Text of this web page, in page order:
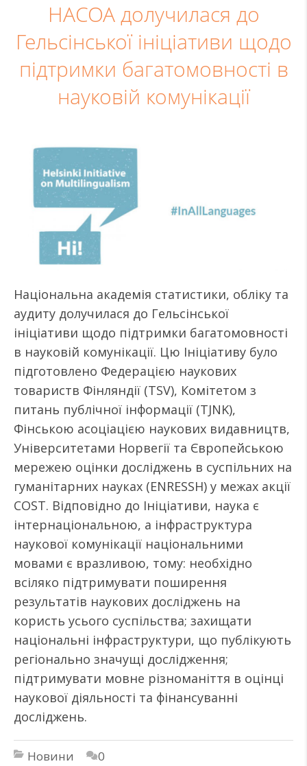
НАСОА долучилася до
Гельсінської ініціативи щодо
підтримки багатомовності в
науковій комунікації
Національна академія статистики, обліку та
аудиту долучилася до Гельсінської
ініціативи щодо підтримки багатомовності
в науковій комунікації. Цю Ініціативу було
підготовлено Федерацією наукових
товариств Фінляндії (TSV), Комітетом з
питань публічної інформації (TJNK),
Фінською асоціацією наукових видавництв,
Університетами Норвегії та Європейською
мережею оцінки досліджень в суспільних на
гуманітарних науках (ENRESSH) у межах акції
COST. Відповідно до Ініціативи, наука є
інтернаціональною, а інфраструктура
наукової комунікації національними
мовами є вразливою, тому: необхідно
всіляко підтримувати поширення
результатів наукових досліджень на
користь усього суспільства; захищати
національні інфраструктури, що публікують
регіонально значущі дослідження;
підтримувати мовне різноманіття в оцінці
наукової діяльності та фінансуванні
досліджень.
Новини
0